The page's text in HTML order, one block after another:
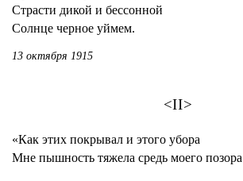
Страсти дикой и бессонной
Солнце черное уймем.
13 октября 1915
<II>
«Как этих покрывал и этого убора
Мне пышность тяжела средь моего